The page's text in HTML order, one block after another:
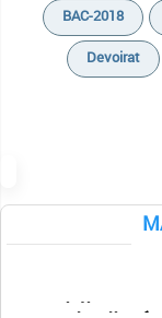
BAC-2018
Devoirat
Français
Devoirs
Devoirs
Cours
Devoirs